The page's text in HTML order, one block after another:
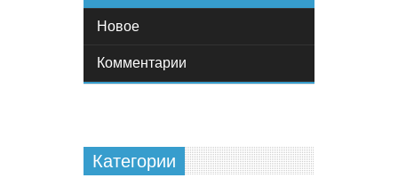
Новое
Комментарии
Категории